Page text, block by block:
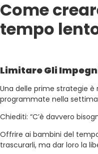
Come
tempo
Limitare Gli
Una delle prime strategie
programmate nella
Chiediti: “C’è davvero
Offrire ai bambini del
trascurarli, ma dar loro la